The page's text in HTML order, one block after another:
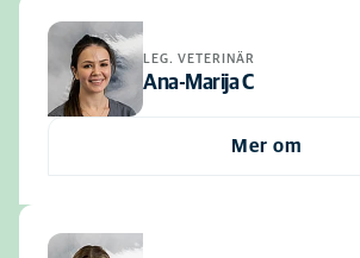
LEG. VETERINÄR
Ana-Marija C
Mer om